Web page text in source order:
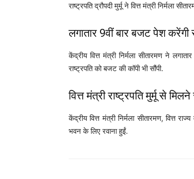
राष्ट्रपति द्रौपदी मुर्मू ने वित्त मंत्री निर्मला
लगातार 9वीं बार बजट पेश करेंगी
केंद्रीय वित्त मंत्री निर्मला सीतारमण ने
राष्ट्रपति को बजट की कॉपी भी सौंपी.
वित्त मंत्री राष्ट्रपति मुर्मू से
केंद्रीय वित्त मंत्री निर्मला सीतारमण, वित्त
भवन के लिए रवाना हुईं.